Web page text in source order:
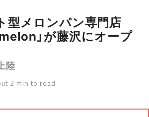
型メロンパン専門店
」が藤沢にオープ
陸
2 min to read